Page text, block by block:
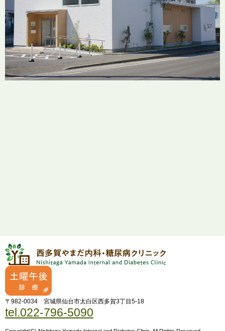
〒982-0034 宮城県仙台市太白区西多賀3丁目5-18
tel.022-796-5090